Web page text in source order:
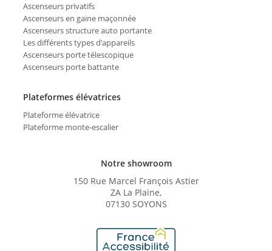
Notre showroom
150 Rue Marcel François Astier
ZA La Plaine,
07130 SOYONS
Ascenseurs privatifs
Ascenseurs en gaine maçonnée
Ascenseurs structure auto portante
Les différents types d'appareils
Ascenseurs porte télescopique
Ascenseurs porte battante
Plateformes élévatrices
Plateforme élévatrice
Plateforme monte-escalier